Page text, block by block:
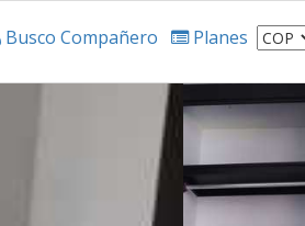
Busco Compañero Planes